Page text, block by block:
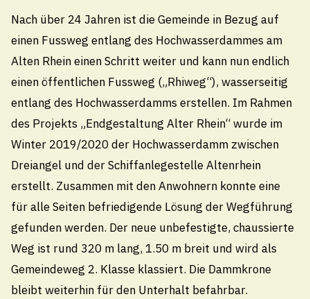
Nach über 24 Jahren ist die Gemeinde in Bezug auf
einen Fussweg entlang des Hochwasserdammes am
Alten Rhein einen Schritt weiter und kann nun endlich
einen öffentlichen Fussweg („Rhiweg“), wasserseitig
entlang des Hochwasserdamms erstellen. Im Rahmen
des Projekts „Endgestaltung Alter Rhein“ wurde im
Winter 2019/2020 der Hochwasserdamm zwischen
Dreiangel und der Schiffanlegestelle Altenrhein
erstellt. Zusammen mit den Anwohnern konnte eine
für alle Seiten befriedigende Lösung der Wegführung
gefunden werden. Der neue unbefestigte, chaussierte
Weg ist rund 320 m lang, 1.50 m breit und wird als
Gemeindeweg 2. Klasse klassiert. Die Dammkrone
bleibt weiterhin für den Unterhalt befahrbar.
info@thal.ch
Technische Betriebe Thal
071 888 22 22
Pikettdienst- und Notfallnummer (24h)
technischebetriebe@thal.ch
Öffnungszeiten
Montag
08.00 - 11.30 /13.30 - 18.00 Uhr
Dienstag bis Donnerstag
08.00 - 11.30 /
13.30 - 16.30 Uhr